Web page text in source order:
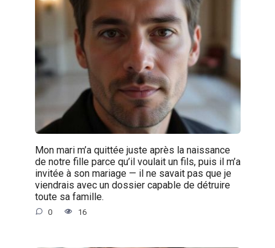
Mon mari m’a quittée juste après la naissance
de notre fille parce qu’il voulait un fils, puis il m’a
invitée à son mariage — il ne savait pas que je
viendrais avec un dossier capable de détruire
toute sa famille.
0 16